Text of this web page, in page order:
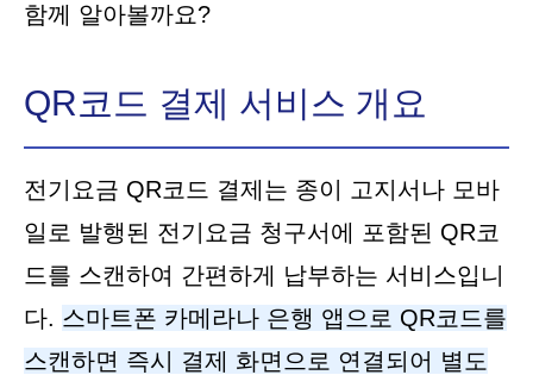
함께 알아볼까요?
QR코드 결제 서비스 개요
전기요금 QR코드 결제는 종이 고지서나 모바
일로 발행된 전기요금 청구서에 포함된 QR코
드를 스캔하여 간편하게 납부하는 서비스입니
다. 스마트폰 카메라나 은행 앱으로 QR코드를
스캔하면 즉시 결제 화면으로 연결되어 별도